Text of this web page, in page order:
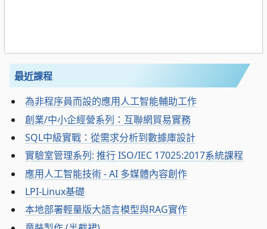
最近課程
為非程序員而設的應用人工智能輔助工作
創業/中小企經營系列：互聯網貿易實務
SQL中級實戰：從需求分析到數據庫設計
實驗室管理系列: 推行 ISO/IEC 17025:2017系統課程
應用人工智能技術 - AI 多媒體內容創作
LPI-Linux基礎
本地部署輕量版大語言模型與RAG實作